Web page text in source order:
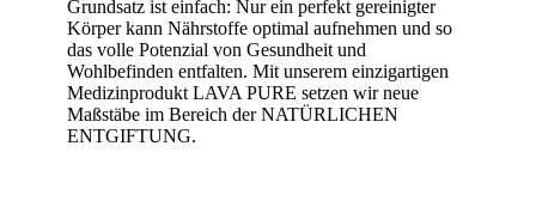
Grundsatz ist einfach: Nur ein perfekt gereinigter
Körper kann Nährstoffe optimal aufnehmen und so
das volle Potenzial von Gesundheit und
Wohlbefinden entfalten. Mit unserem einzigartigen
Medizinprodukt LAVA PURE setzen wir neue
Maßstäbe im Bereich der NATÜRLICHEN
ENTGIFTUNG.